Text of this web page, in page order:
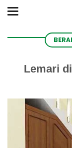
Lemari